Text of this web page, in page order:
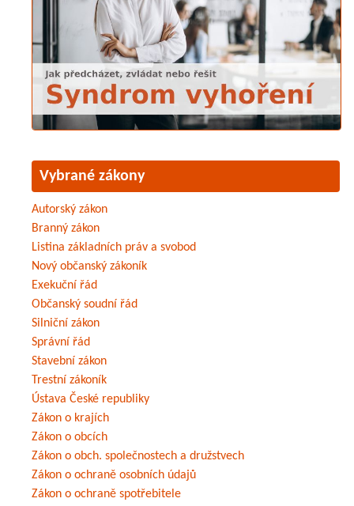
Vybrané zákony
Autorský zákon
Branný zákon
Listina základních práv a svobod
Nový občanský zákoník
Exekuční řád
Občanský soudní řád
Silniční zákon
Správní řád
Stavební zákon
Trestní zákoník
Ústava České republiky
Zákon o krajích
Zákon o obcích
Zákon o obch. společnostech a družstvech
Zákon o ochraně osobních údajů
Zákon o ochraně spotřebitele